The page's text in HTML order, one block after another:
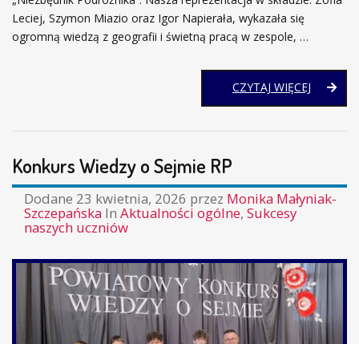
Leciej, Szymon Miazio oraz Igor Napierała, wykazała się
ogromną wiedzą z geografii i świetną pracą w zespole, …
CZYTAJ WIĘCEJ
Konkurs Wiedzy o Sejmie RP
Dodane 23 kwietnia, 2026 przez Monika Małyniak-
Szczepańska In Aktualności ogólne, Sukcesy
naszych uczniów